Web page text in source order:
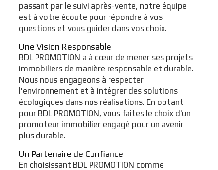
passant par le suivi après-vente, notre équipe
est à votre écoute pour répondre à vos
questions et vous guider dans vos choix.
Une Vision Responsable
BDL PROMOTION a à cœur de mener ses projets
immobiliers de manière responsable et durable.
Nous nous engageons à respecter
l'environnement et à intégrer des solutions
écologiques dans nos réalisations. En optant
pour BDL PROMOTION, vous faites le choix d'un
promoteur immobilier engagé pour un avenir
plus durable.
Un Partenaire de Confiance
En choisissant BDL PROMOTION comme